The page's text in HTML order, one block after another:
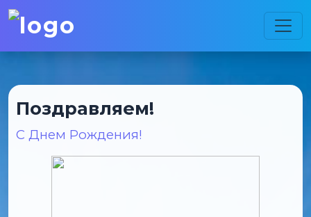
Поздравляем!
С Днем Рождения!